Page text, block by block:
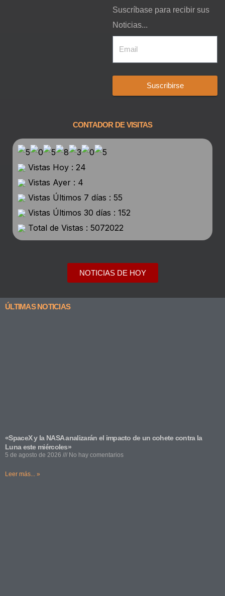
Suscríbase para recibir sus
Noticias...
Suscribirse
CONTADOR DE VISITAS
Vistas Hoy : 24
Vistas Ayer : 4
Vistas Últimos 7 días : 55
Vistas Últimos 30 días : 152
Total de Vistas : 5072022
NOTICIAS DE HOY
ÚLTIMAS NOTICIAS
«SpaceX y la NASA analizarán el impacto de un cohete contra la
Luna este miércoles»
5 de agosto de 2026 No hay comentarios
Leer más... »